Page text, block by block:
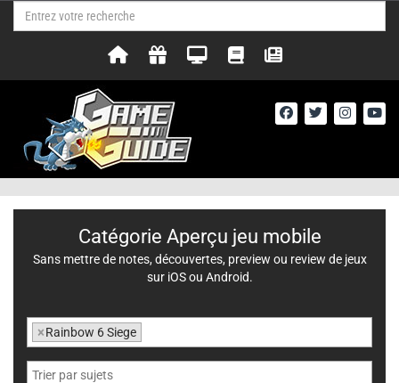
Catégorie Aperçu jeu mobile
Sans mettre de notes, découvertes, preview ou review de jeux
sur iOS ou Android.
×Rainbow 6 Siege